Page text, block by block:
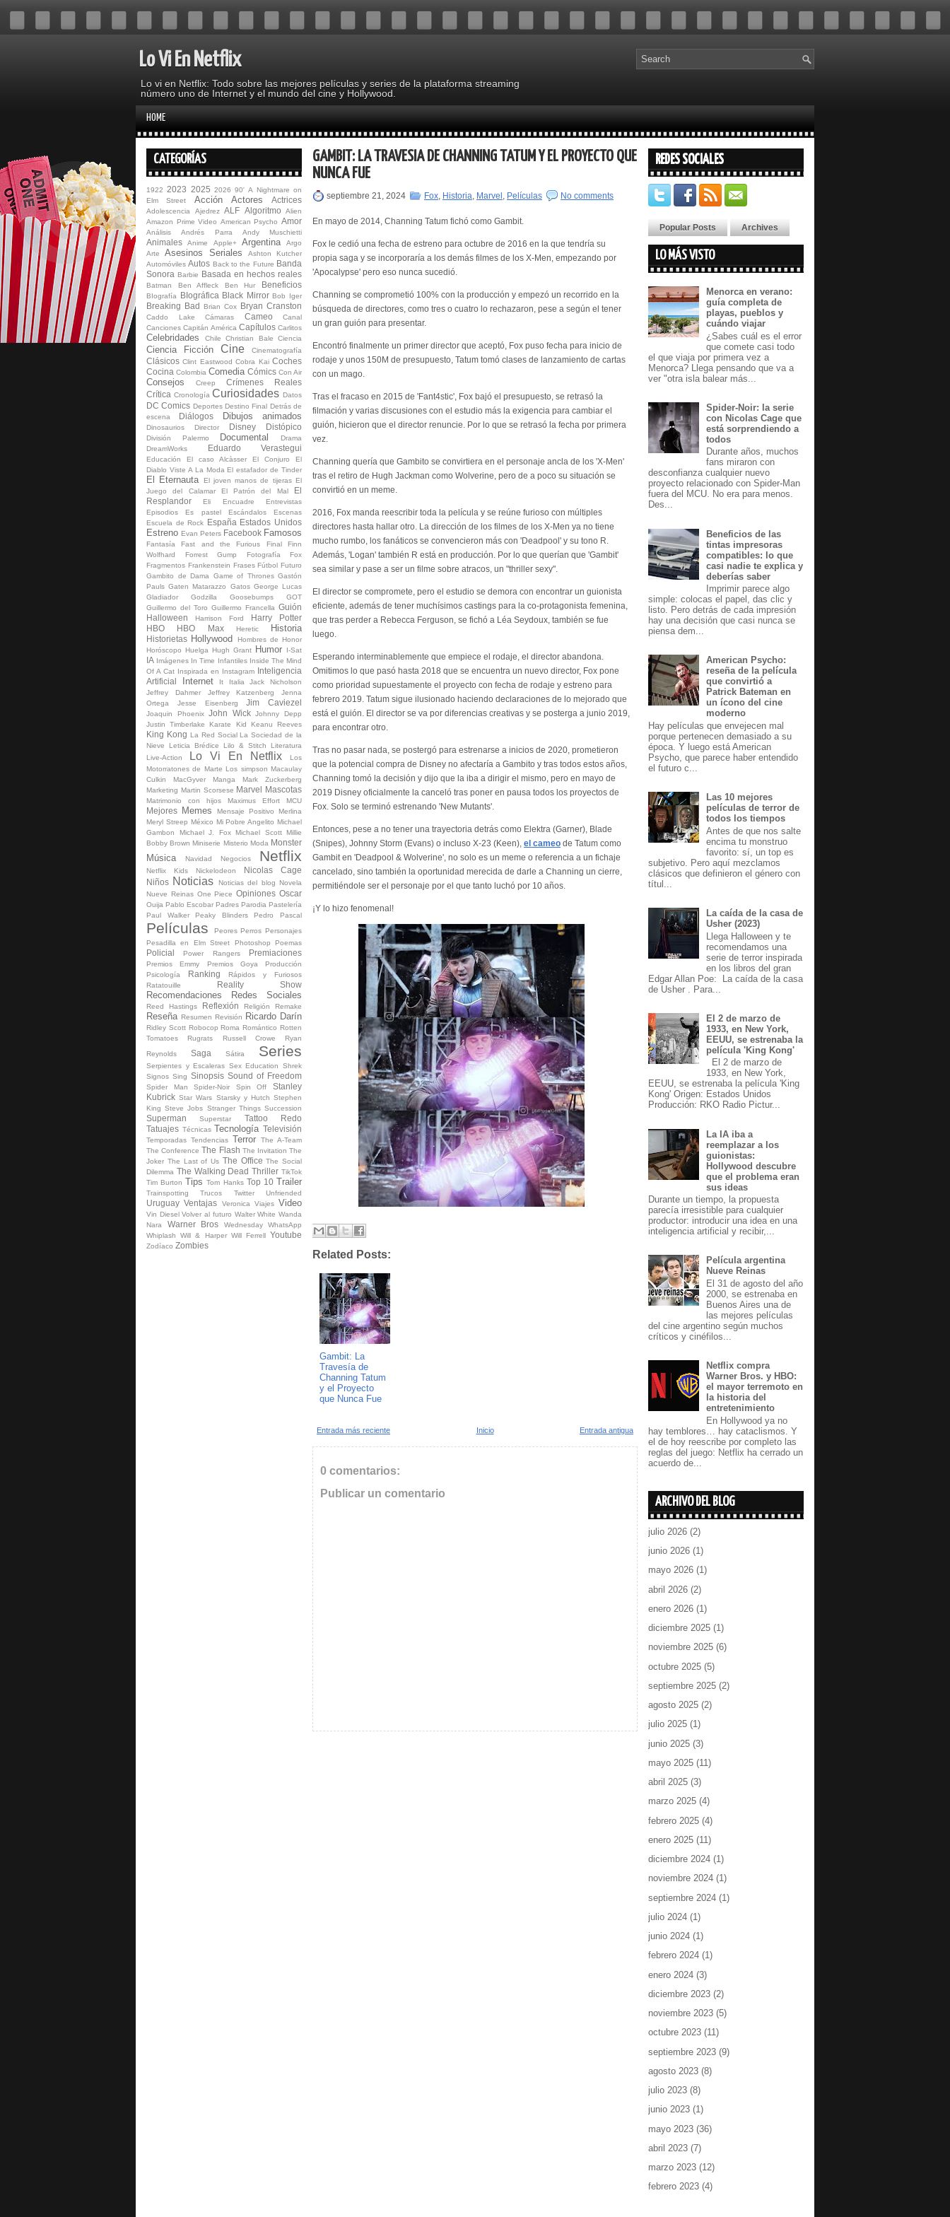
Lo Vi En Netflix
Lo vi en Netflix: Todo sobre las mejores películas y series de la plataforma streaming
número uno de Internet y el mundo del cine y Hollywood.
HOME
CATEGORÍAS
1922 2023 2025 2026 90' A Nightmare on
Elm Street
Acción Actores Actrices
Adolescencia Ajedrez ALF Algoritmo
Alien
Amazon Prime Video American Psycho Amor
Análisis Andrés Parra Andy Muschietti
Animales Anime Apple+ Argentina
Argo
Arte
Asesinos Seriales
Ashton Kutcher
Automóviles Autos Back to the Future Banda
Sonora Barbie Basada en hechos reales
Batman Ben Affleck Ben Hur Beneficios
BIografía BIográfica Black Mirror Bob Iger
Breaking Bad Brian Cox Bryan Cranston
Caddo Lake Cámaras Cameo
Canal
Canciones Capitán América Capítulos Carlitos
Celebridades Chile Christian Bale Ciencia
Ciencia Ficción Cine Cinematografía
Clásicos Clint Eastwood Cobra Kai Coches
Cocina Colombia Comedia Cómics Con Air
Consejos Creep
Crímenes Reales
Crítica Cronología Curiosidades Datos
DC Comics Deportes Destino Final Detrás de
escena
Diálogos Dibujos animados
Dinosaurios Director Disney Distópico
División Palermo Documental
Drama
DreamWorks
Eduardo Verastegui
Educación El caso Alcàsser El Conjuro
El
Diablo Viste A La Moda El estafador de Tinder
El Eternauta El joven manos de tijeras El
Juego del Calamar
El Patrón del Mal
El
Resplandor
Eli Encuadre
Entrevistas
Episodios
Es pastel Escándalos
Escenas
Escuela de Rock España Estados Unidos
Estreno Evan Peters Facebook Famosos
Fantasía Fast and the Furious Final
Finn
Wolfhard
Forrest Gump Fotografía
Fox
Fragmentos Fran­ken­s­tein Frases Fútbol Futuro
Gambito de Dama
Game of Thrones Gastón
Pauls Gaten Matarazzo Gatos George Lucas
Gladiador
Godzilla Goosebumps
GOT
Guillermo del Toro Guillermo Francella Guión
Halloween
Harrison Ford
Harry Potter
HBO
HBO Max Heretic Historia
Historietas Hollywood
Hombres de Honor
Horóscopo
Huelga Hugh Grant Humor I-Sat
IA Imágenes In Time Infantiles Inside The Mind
Of A Cat Inspirada en Instagram Inteligencia
Artificial
Internet It Italia
Jack Nicholson
Jeffrey Dahmer
Jeffrey Katzenberg
Jenna
Ortega
Jesse Eisenberg Jim Caviezel
Joaquin Phoenix John Wick
Johnny Depp
Justin Timberlake
Karate Kid Keanu Reeves
King Kong La Red Social La Sociedad de la
Nieve
Leticia Brédice Lilo & Stitch
Literatura
Live-Action
Lo Vi En Netflix
Los
Motorratones de Marte Los simpson Macaulay
Culkin
MacGyver Manga
Mark Zuckerberg
Marketing Martin Scorsese Marvel Mascotas
Matrimonio con hijos Maximus Effort MCU
Mejores Memes Mensaje Positivo
Merlina
Meryl Streep México Mi Pobre Angelito Michael
Gambon
Michael J. Fox Michael Scott
Millie
Bobby Brown Miniserie Misterio Moda Monster
Música Navidad Negocios Netflix
Netflix Kids Nickelodeon
Nicolas Cage
Niños Noticias Noticias del blog
Novela
Nueve Reinas One Piece Opiniones Oscar
Ouija Pablo Escobar Padres Parodia Pastelería
Paul Walker
Peaky Blinders Pedro Pascal
Películas Peores Perros Personajes
Pesadilla en Elm Street
Photoshop Poemas
Policial Power Rangers Premiaciones
Premios Emmy Premios Goya
Producción
Psicología
Ranking
Rápidos y Furiosos
Ratatouille
Reality Show
Recomendaciones Redes Sociales
Reed Hastings Reflexión Religión Remake
Reseña Resumen Revisión Ricardo Darín
Ridley Scott Robocop Roma Romántico Rotten
Tomatoes
Rugrats Russell Crowe
Ryan
Reynolds
Saga Sátira Series
Serpientes y Escaleras Sex Education
Shrek
Signos Sing Sinopsis Sound of Freedom
Spider Man Spider-Noir Spin Off
Stanley
Kubrick Star Wars Starsky y Hutch Stephen
King Steve Jobs Stranger Things Succession
Superman Superstar
Tattoo Redo
Tatuajes Técnicas Tecnología Televisión
Temporadas Tendencias Terror
The A-Team
The Conference The Flash The Invitation The
Joker The Last of Us The Office The Social
Dilemma The Walking Dead Thriller TikTok
Tim Burton Tips Tom Hanks Top 10 Trailer
Trainspotting Trucos Twitter Unfriended
Uruguay Ventajas Veronica Viajes Video
Vin Diesel Volver al futuro Walter White Wanda
Nara
Warner Bros Wednesday
WhatsApp
Whiplash
Will & Harper Will Ferrell Youtube
Zodíaco Zombies
GAMBIT: LA TRAVESÍA DE CHANNING TATUM Y EL PROYECTO QUE
NUNCA FUE
septiembre 21, 2024 Fox, Historia, Marvel , Películas No comments
En mayo de 2014, Channing Tatum fichó como Gambit.
Fox le cedió una fecha de estreno para octubre de 2016 en la que tendría su
propia saga y se incorporaría a los demás filmes de los X-Men, empezando por
'Apocalypse' pero eso nunca sucedió.
Channing se comprometió 100% con la producción y empezó un recorrido en la
búsqueda de directores, como tres o cuatro lo rechazaron, pese a según el tener
un gran guión para presentar.
Encontró finalmente un primer director que aceptó, Fox puso fecha para inicio de
rodaje y unos 150M de presupuesto, Tatum tomó clases de lanzamiento de cartas
con un mago.
Tras el fracaso en 2015 de 'Fant4stic', Fox bajó el presupuesto, se retrasó la
filmación y varias discusiones con el estudio más la exigencia para cambiar el
guión, hicieron que el director renuncie. Por lo que se retrasó la fecha por primera
vez.
Channing quería que Gambito se convirtiera en el personaje ancla de los 'X-Men'
tras el retiro de Hugh Jackman como Wolverine, pero de a poco su situación se
convirtió en un meme.
2016, Fox manda reescribir toda la película y se reúne furioso con múltiples
directores hasta hallar otro. La dirección de los filmes de los X-Men ya no tiene
mucho rumbo, los fanáticos se convencieron más con 'Deadpool' y su tono R.
Además, 'Logan' también R está en producción. Por lo que querían que 'Gambit'
sea similar y pase a ser un filme sobre atracos, un "thriller sexy".
El director se compromete, pero el estudio se demora con encontrar un guionista
eficiente, además de tener muchísimos castings para la co-protagonista femenina,
que tras perder a Rebecca Ferguson, se fichó a Léa Seydoux, también se fue
luego.
Esperando interminablemente que empiece el rodaje, el director abandona.
Omitimos lo que pasó hasta 2018 que se encuentra un nuevo director, Fox pone
como prioridad supuestamente el proyecto con fecha de rodaje y estreno para
febrero 2019. Tatum sigue ilusionado haciendo declaraciones de lo mejorado que
está el guión. El director se va por diferencias creativas y se posterga a junio 2019,
para encontrar otro.
Tras no pasar nada, se postergó para estrenarse a inicios de 2020, prometieron
que la potencial compra de Disney no afectaría a Gambito y tras todos estos años,
Channing tomó la decisión y dijo que la iba a dirigir el mismo, pero en mayo de
2019 Disney oficialmente la canceló tras poner en pausa todos los proyectos de
Fox. Solo se terminó estrenando 'New Mutants'.
Entonces, pese a no tener una trayectoria detrás como Elektra (Garner), Blade
(Snipes), Johnny Storm (Evans) o incluso X-23 (Keen), el cameo de Tatum como
Gambit en 'Deadpool & Wolverine', no solo es un meme o referencia a un fichaje
cancelado, sino también la oportunidad merecida de darle a Channing un cierre,
permitiéndole ser el personaje por el que tanto luchó por 10 años.
¡Y lo hizo fenomenal!
Related Posts:
Gambit: La
Travesía de
Channing Tatum
y el Proyecto
que Nunca Fue
Entrada más reciente Entrada antigua
Inicio
0 comentarios:
Publicar un comentario
REDES SOCIALES
Popular Posts Archives
LO MÁS VISTO
Menorca en verano:
guía completa de
playas, pueblos y
cuándo viajar
¿Sabes cuál es el error
que comete casi todo
el que viaja por primera vez a
Menorca? Llega pensando que va a
ver "otra isla balear más...
Spider-Noir: la serie
con Nicolas Cage que
está sorprendiendo a
todos
Durante años, muchos
fans miraron con
desconfianza cualquier nuevo
proyecto relacionado con Spider-Man
fuera del MCU. No era para menos.
Des...
Beneficios de las
tintas impresoras
compatibles: lo que
casi nadie te explica y
deberías saber
Imprimir parece algo
simple: colocas el papel, das clic y
listo. Pero detrás de cada impresión
hay una decisión que casi nunca se
piensa dem...
American Psycho:
reseña de la película
que convirtió a
Patrick Bateman en
un ícono del cine
moderno
Hay películas que envejecen mal
porque pertenecen demasiado a su
época. Y luego está American
Psycho, que parece haber entendido
el futuro c...
Las 10 mejores
películas de terror de
todos los tiempos
Antes de que nos salte
encima tu monstruo
favorito: sí, un top es
subjetivo. Pero aquí mezclamos
clásicos que definieron el género con
títul...
La caída de la casa de
Usher (2023)
Llega Halloween y te
recomendamos una
serie de terror inspirada
en los libros del gran
Edgar Allan Poe: La caída de la casa
de Usher . Para...
El 2 de marzo de
1933, en New York,
EEUU, se estrenaba la
película 'King Kong'
El 2 de marzo de
1933, en New York,
EEUU, se estrenaba la película 'King
Kong' Origen: Estados Unidos
Producción: RKO Radio Pictur...
La IA iba a
reemplazar a los
guionistas:
Hollywood descubre
que el problema eran
sus ideas
Durante un tiempo, la propuesta
parecía irresistible para cualquier
productor: introducir una idea en una
inteligencia artificial y recibir,...
Película argentina
Nueve Reinas
El 31 de agosto del año
2000, se estrenaba en
Buenos Aires una de
las mejores películas
del cine argentino según muchos
críticos y cinéfilos...
Netflix compra
Warner Bros. y HBO:
el mayor terremoto en
la historia del
entretenimiento
En Hollywood ya no
hay temblores… hay cataclismos. Y
el de hoy reescribe por completo las
reglas del juego: Netflix ha cerrado un
acuerdo de...
ARCHIVO DEL BLOG
julio 2026 (2)
junio 2026 (1)
mayo 2026 (1)
abril 2026 (2)
enero 2026 (1)
diciembre 2025 (1)
noviembre 2025 (6)
octubre 2025 (5)
septiembre 2025 (2)
agosto 2025 (2)
julio 2025 (1)
junio 2025 (3)
mayo 2025 (11)
abril 2025 (3)
marzo 2025 (4)
febrero 2025 (4)
enero 2025 (11)
diciembre 2024 (1)
noviembre 2024 (1)
septiembre 2024 (1)
julio 2024 (1)
junio 2024 (1)
febrero 2024 (1)
enero 2024 (3)
diciembre 2023 (2)
noviembre 2023 (5)
octubre 2023 (11)
septiembre 2023 (9)
agosto 2023 (8)
julio 2023 (8)
junio 2023 (1)
mayo 2023 (36)
abril 2023 (7)
marzo 2023 (12)
febrero 2023 (4)